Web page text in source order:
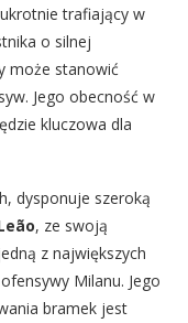
trafiający w
o silnej
może stanowić
Jego obecność w
kluczowa dla
dysponuje szeroką
, ze swoją
z największych
Milanu. Jego
bramek jest